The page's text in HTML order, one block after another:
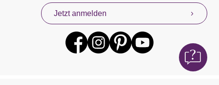
Jetzt anmelden